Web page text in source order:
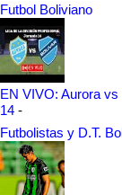
Futbol Boliviano
EN VIVO: Aurora
14 -
Futbolistas y D.T.